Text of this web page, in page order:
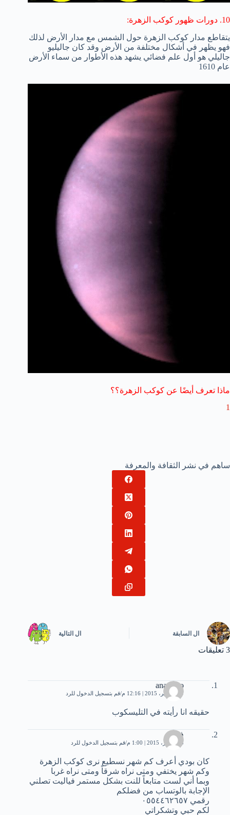
10. دورات ظهور كوكب الزهرة:
يتقاطع مدار كوكب الزهرة حول الشمس مع مدار الأرض لذلك
فهو يظهر في أشكال مختلفة من الأرض وقد كان جاليليو
جاليلي هو أول علم فضائي يشهد هذه الأطوار من سماء الأرض
عام 1610
ماذا تعرف أيضًا عن كوكب الزهرة؟؟
1
ساهم في نشر الثقافة والمعرفة
ال السابقة ال التالية
3 تعليقات
ana zezo
29 سبتمبر، 2015 | 12:16 م قم بتسجيل الدخول للرد
حقيقه انا رأيته في التليسكوب
فواز
15 أكتوبر، 2015 | 1:00 م قم بتسجيل الدخول للرد
كان بودي أعرف كم شهر نسطيع نرى كوكب الزهرة
وكم شهر يختفي ومتى نراه شرقاً ومتى نراه غربا
وبما أني لست متابعاً للنت بشكل مستمر فياليت تصلني
الإجابة بالوتساب من فضلكم
رقمي ٠٥٥٤٤٦٢٦٥٧
لكم حبي وتشكراتي